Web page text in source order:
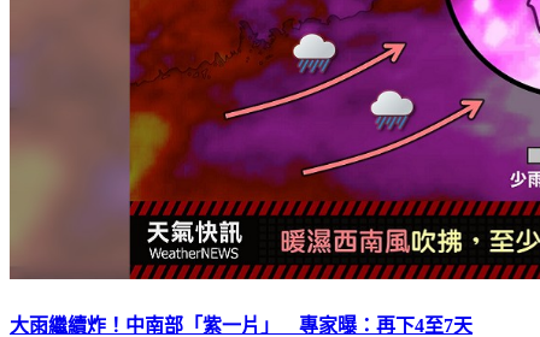
大雨繼續炸！中南部「紫一片」 專家曝：再下4至7天